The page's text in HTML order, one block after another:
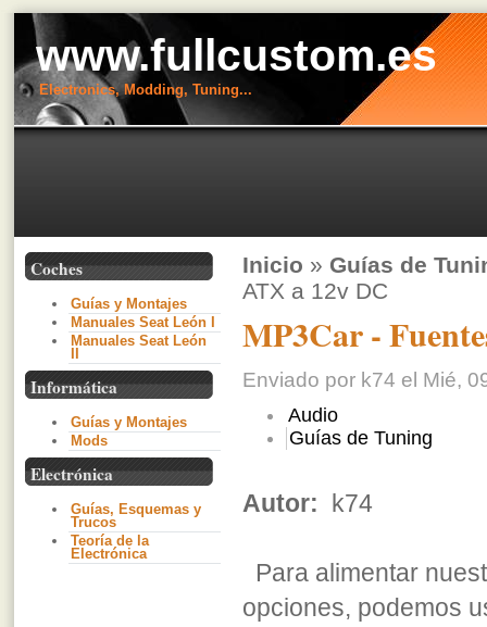
www.fullcustom.es
Electronics, Modding, Tuning...
Coches
Guías y Montajes
Manuales Seat León I
Manuales Seat León
Informática
Guías y Montajes
Mods
Electrónica
Guías, Esquemas y
Trucos
Teoría de la
Electrónica
Inicio » Guías de
ATX a 12v DC
MP3Car -
Enviado por k74 el Mié,
Audio
Guías de Tuning
Autor: k74
Para alimentar
opciones, podemos